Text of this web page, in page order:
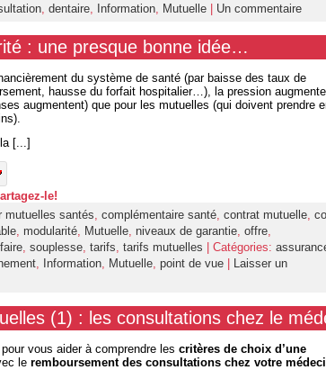
dentaire Information Mutuelle Un commentaire
: une presque bonne idée…
du système de santé (par baisse des taux de
hausse du forfait hospitalier…), la pression
augmentent) que pour les mutuelles (qui doivent prendre
[...]
le!
mutuelles santés, complémentaire santé, contrat mutuelle,
, modularité, Mutuelle, niveaux de garantie, offre,
, souplesse, tarifs, tarifs mutuelles | Catégories:
, Information, Mutuelle, point de vue
Laisser un
(1) : les consultations chez le
vous aider à comprendre les critères de choix d’une
le remboursement des consultations chez votre